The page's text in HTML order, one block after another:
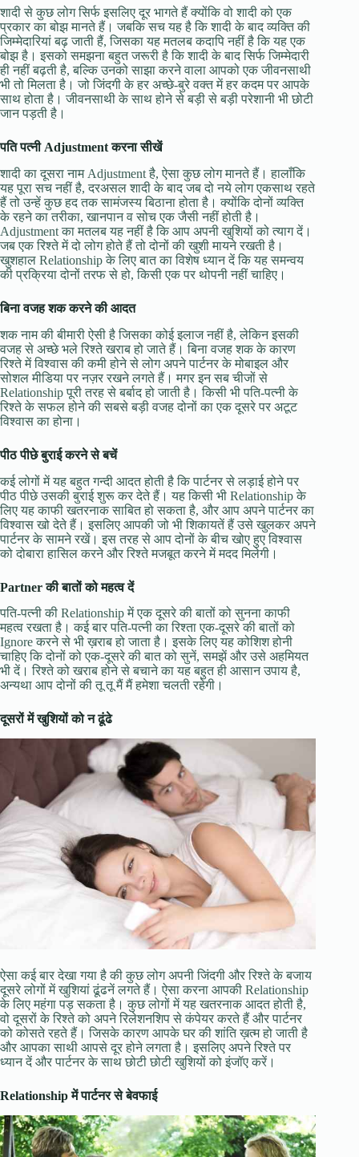
शादी से कुछ लोग सिर्फ इसलिए दूर भागते हैं क्योंकि वो शादी को एक
प्रकार का बोझ मानते हैं। जबकि सच यह है कि शादी के बाद व्यक्ति की
जिम्मेदारियां बढ़ जाती हैं, जिसका यह मतलब कदापि नहीं है कि यह एक
बोझ है। इसको समझना बहुत जरूरी है कि शादी के बाद सिर्फ जिम्मेदारी
ही नहीं बढ़ती है, बल्कि उनको साझा करने वाला आपको एक जीवनसाथी
भी तो मिलता है। जो जिंदगी के हर अच्छे-बुरे वक्त में हर कदम पर आपके
साथ होता है। जीवनसाथी के साथ होने से बड़ी से बड़ी परेशानी भी छोटी
जान पड़ती है।
पति पत्नी Adjustment करना सीखें
शादी का दूसरा नाम Adjustment है, ऐसा कुछ लोग मानते हैं। हालाँकि
यह पूरा सच नहीं है, दरअसल शादी के बाद जब दो नये लोग एकसाथ रहते
हैं तो उन्हें कुछ हद तक सामंजस्य बिठाना होता है। क्योंकि दोनों व्यक्ति
के रहने का तरीका, खानपान व सोच एक जैसी नहीं होती है।
Adjustment का मतलब यह नहीं है कि आप अपनी खुशियों को त्याग दें।
जब एक रिश्ते में दो लोग होते हैं तो दोनों की खुशी मायने रखती है।
खुशहाल Relationship के लिए बात का विशेष ध्यान दें कि यह समन्वय
की प्रक्रिया दोनों तरफ से हो, किसी एक पर थोपनी नहीं चाहिए।
बिना वजह शक करने की आदत
शक नाम की बीमारी ऐसी है जिसका कोई इलाज नहीं है, लेकिन इसकी
वजह से अच्छे भले रिश्ते खराब हो जाते हैं। बिना वजह शक के कारण
रिश्ते में विश्वास की कमी होने से लोग अपने पार्टनर के मोबाइल और
सोशल मीडिया पर नज़र रखने लगते हैं। मगर इन सब चीजों से
Relationship पूरी तरह से बर्बाद हो जाती है। किसी भी पति-पत्नी के
रिश्ते के सफल होने की सबसे बड़ी वजह दोनों का एक दूसरे पर अटूट
विश्वास का होना।
पीठ पीछे बुराई करने से बचें
कई लोगों में यह बहुत गन्दी आदत होती है कि पार्टनर से लड़ाई होने पर
पीठ पीछे उसकी बुराई शुरू कर देते हैं। यह किसी भी Relationship के
लिए यह काफी खतरनाक साबित हो सकता है, और आप अपने पार्टनर का
विश्वास खो देते हैं। इसलिए आपकी जो भी शिकायतें हैं उसे खुलकर अपने
पार्टनर के सामने रखें। इस तरह से आप दोनों के बीच खोए हुए विश्वास
को दोबारा हासिल करने और रिश्ते मजबूत करने में मदद मिलेगी।
Partner की बातों को महत्व दें
पति-पत्नी की Relationship में एक दूसरे की बातों को सुनना काफी
महत्व रखता है। कई बार पति-पत्नी का रिश्ता एक-दूसरे की बातों को
Ignore करने से भी ख़राब हो जाता है। इसके लिए यह कोशिश होनी
चाहिए कि दोनों को एक-दूसरे की बात को सुनें, समझें और उसे अहमियत
भी दें। रिश्ते को खराब होने से बचाने का यह बहुत ही आसान उपाय है,
अन्यथा आप दोनों की तू तू मैं मैं हमेशा चलती रहेगी।
दूसरों में खुशियों को न ढूंढे
ऐसा कई बार देखा गया है की कुछ लोग अपनी जिंदगी और रिश्ते के बजाय
दूसरे लोगों में खुशियां ढूंढनें लगते हैं। ऐसा करना आपकी Relationship
के लिए महंगा पड़ सकता है। कुछ लोगों में यह खतरनाक आदत होती है,
वो दूसरों के रिश्ते को अपने रिलेशनशिप से कंपेयर करते हैं और पार्टनर
को कोसते रहते हैं। जिसके कारण आपके घर की शांति ख़त्म हो जाती है
और आपका साथी आपसे दूर होने लगता है। इसलिए अपने रिश्ते पर
ध्यान दें और पार्टनर के साथ छोटी छोटी खुशियों को इंजॉए करें।
Relationship में पार्टनर से बेवफाई